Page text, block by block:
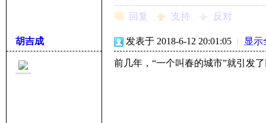
回复 支持 反对
胡吉成 发表于 2018-6-12 20:01:05 | 显示
前几年，“一个叫春的城市”就引发